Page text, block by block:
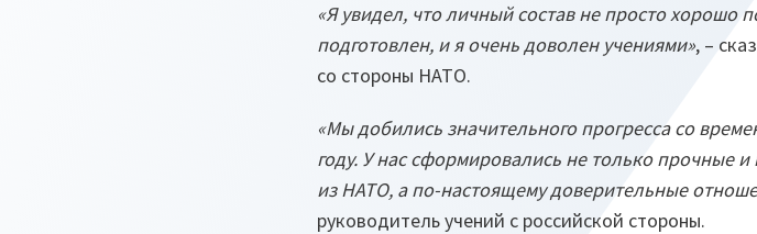
«Я увидел, что личный состав не просто хорошо
подготовлен, и я очень доволен учениями», –
со стороны НАТО.
«Мы добились значительного прогресса со
году. У нас сформировались не только прочные
из НАТО, а по-настоящему доверительные
руководитель учений с российской стороны.